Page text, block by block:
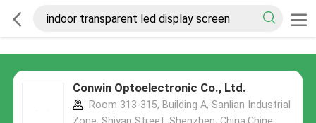
Conwin Optoelectronic Co., Ltd.
Room 313-315, Building A, Sanlian Industrial